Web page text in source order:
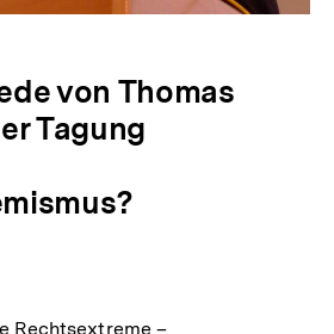
von Thomas
Tagung
Rechtsextreme –